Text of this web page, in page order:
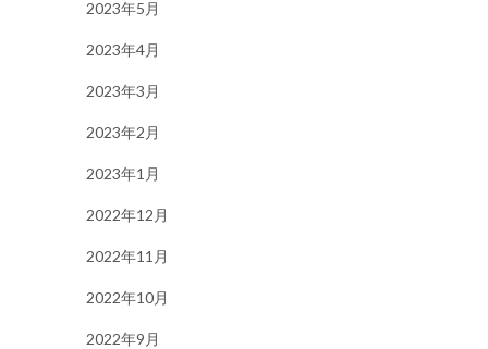
2023年5月
2023年4月
2023年3月
2023年2月
2023年1月
2022年12月
2022年11月
2022年10月
2022年9月